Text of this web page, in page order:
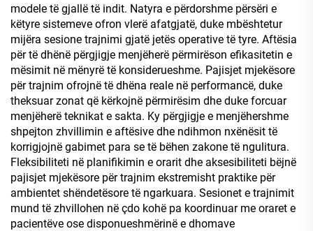
modele të gjallë të indit. Natyra e përdorshme përsëri e
këtyre sistemeve ofron vlerë afatgjatë, duke mbështetur
mijëra sesione trajnimi gjatë jetës operative të tyre. Aftësia
për të dhënë përgjigje menjëherë përmirëson efikasitetin e
mësimit në mënyrë të konsiderueshme. Pajisjet mjekësore
për trajnim ofrojnë të dhëna reale në performancë, duke
theksuar zonat që kërkojnë përmirësim dhe duke forcuar
menjëherë teknikat e sakta. Ky përgjigje e menjëhershme
shpejton zhvillimin e aftësive dhe ndihmon nxënësit të
korrigjojnë gabimet para se të bëhen zakone të ngulitura.
Fleksibiliteti në planifikimin e orarit dhe aksesibiliteti bëjnë
pajisjet mjekësore për trajnim ekstremisht praktike për
ambientet shëndetësore të ngarkuara. Sesionet e trajnimit
mund të zhvillohen në çdo kohë pa koordinuar me oraret e
pacientëve ose disponueshmërinë e dhomave